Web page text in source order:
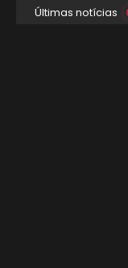
Últimas notícias
Ancelotti Avalia Elenco Final para Convocação da Copa